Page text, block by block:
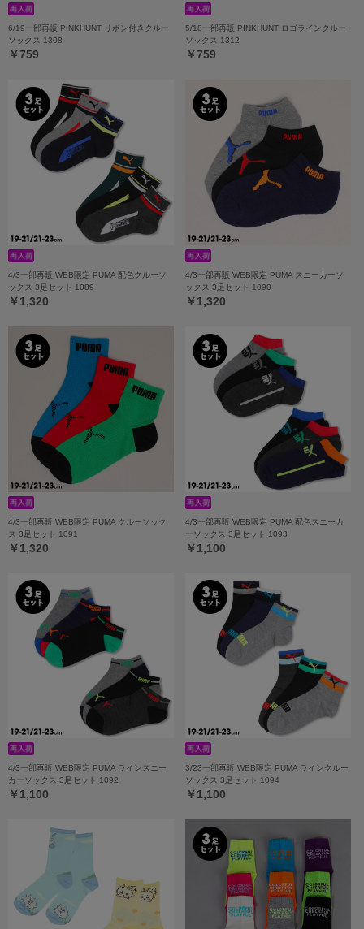
6/19一部再販 PINKHUNT リボン付きクルー
ソックス 1308
￥759
5/18一部再販 PINKHUNT ロゴラインクルー
ソックス 1312
￥759
4/3一部再販 WEB限定 PUMA 配色クルーソ
ックス 3足セット 1089
￥1,320
4/3一部再販 WEB限定 PUMA スニーカーソ
ックス 3足セット 1090
￥1,320
4/3一部再販 WEB限定 PUMA クルーソック
ス 3足セット 1091
￥1,320
4/3一部再販 WEB限定 PUMA 配色スニーカ
ーソックス 3足セット 1093
￥1,100
4/3一部再販 WEB限定 PUMA ラインスニー
カーソックス 3足セット 1092
￥1,100
3/23一部再販 WEB限定 PUMA ラインクルー
ソックス 3足セット 1094
￥1,100